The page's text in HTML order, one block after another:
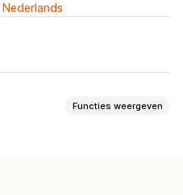
Functies weergeven